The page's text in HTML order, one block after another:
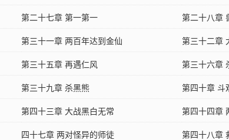
第二十七章 第一第一 第二十八章
第三十一章 两百年达到金仙 第三十二章
第三十五章 再遇仁风 第三十六章
第三十九章 杀黑熊 第四十章 斗
第四十三章 大战黑白无常 第四十四章
四十七章 两对怪异的师徒 第四十八章